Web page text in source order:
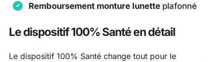
Remboursement monture lunette plafonné
Le dispositif 100% Santé en détail
Le dispositif 100% Santé change tout pour le